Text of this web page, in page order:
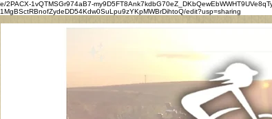
1vQTMSGr974aB7-
edit?usp=sharing